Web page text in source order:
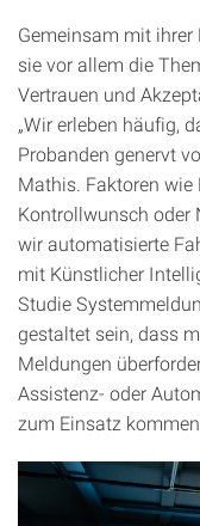
Gemeinsam mit
sie vor allem die
Vertrauen und
„Wir erleben häufig,
Probanden genervt
Mathis. Faktoren wie
Kontrollwunsch oder
wir automatisierte
mit Künstlicher
Studie
gestaltet sein, dass
Meldungen
Assistenz- oder
zum Einsatz